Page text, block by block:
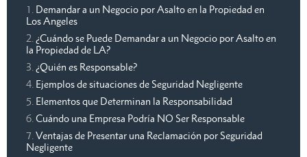
Demandar a un Negocio por Asalto en la Propiedad en
Los Angeles
¿Cuándo se Puede Demandar a un Negocio por Asalto en
la Propiedad de LA?
¿Quién es Responsable?
Ejemplos de situaciones de Seguridad Negligente
Elementos que Determinan la Responsabilidad
Cuándo una Empresa Podría NO Ser Responsable
Ventajas de Presentar una Reclamación por Seguridad
Negligente